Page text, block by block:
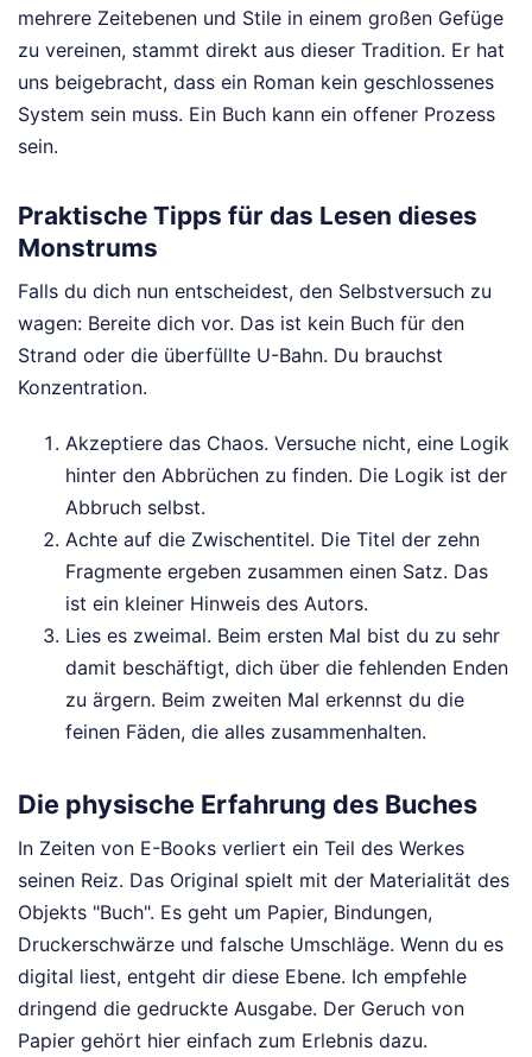
mehrere Zeitebenen und Stile in einem großen Gefüge
zu vereinen, stammt direkt aus dieser Tradition. Er hat
uns beigebracht, dass ein Roman kein geschlossenes
System sein muss. Ein Buch kann ein offener Prozess
sein.
Praktische Tipps für das Lesen dieses
Monstrums
Falls du dich nun entscheidest, den Selbstversuch zu
wagen: Bereite dich vor. Das ist kein Buch für den
Strand oder die überfüllte U-Bahn. Du brauchst
Konzentration.
Akzeptiere das Chaos. Versuche nicht, eine Logik
hinter den Abbrüchen zu finden. Die Logik ist der
Abbruch selbst.
Achte auf die Zwischentitel. Die Titel der zehn
Fragmente ergeben zusammen einen Satz. Das
ist ein kleiner Hinweis des Autors.
Lies es zweimal. Beim ersten Mal bist du zu sehr
damit beschäftigt, dich über die fehlenden Enden
zu ärgern. Beim zweiten Mal erkennst du die
feinen Fäden, die alles zusammenhalten.
Die physische Erfahrung des Buches
In Zeiten von E-Books verliert ein Teil des Werkes
seinen Reiz. Das Original spielt mit der Materialität des
Objekts "Buch". Es geht um Papier, Bindungen,
Druckerschwärze und falsche Umschläge. Wenn du es
digital liest, entgeht dir diese Ebene. Ich empfehle
dringend die gedruckte Ausgabe. Der Geruch von
Papier gehört hier einfach zum Erlebnis dazu.